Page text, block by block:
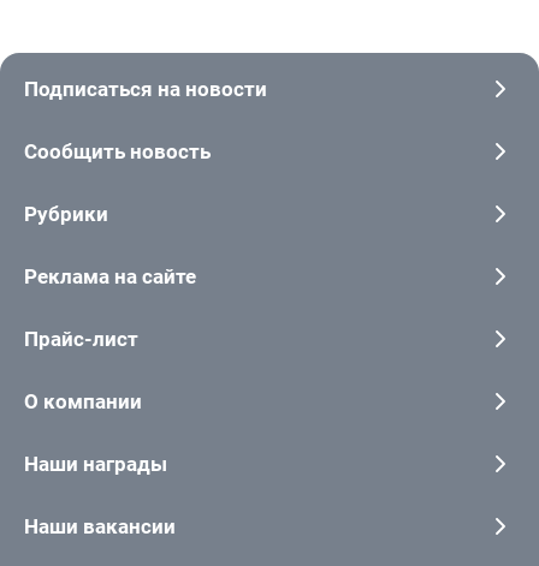
Подписаться на новости
Сообщить новость
Рубрики
Реклама на сайте
Прайс-лист
О компании
Наши награды
Наши вакансии